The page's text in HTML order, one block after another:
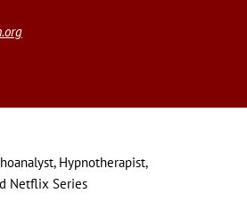
Hypnotherapist,
Netflix Series